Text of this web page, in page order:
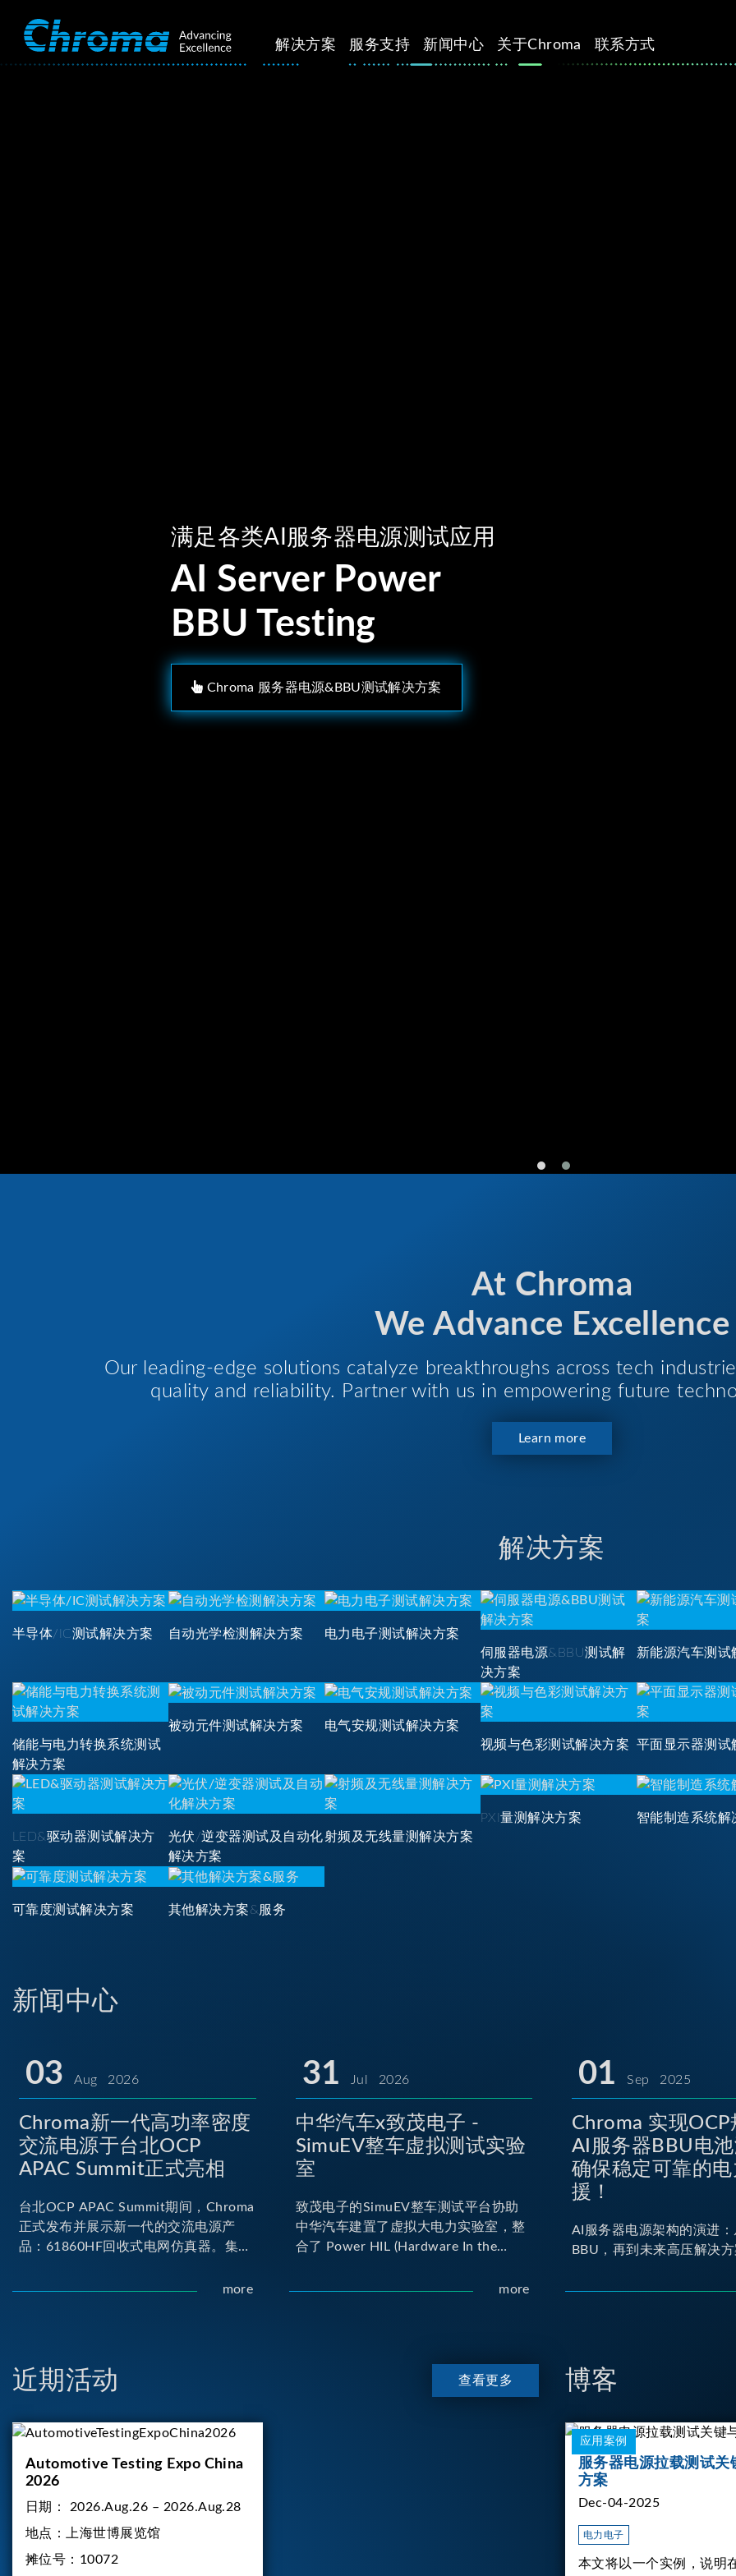
解决方案 服务支持 新闻中心 关于Chroma 联系方式
At Chroma
We Advance Excellence
Our leading-edge solutions catalyze breakthroughs across tech
quality and reliability. Partner with us in empowering future
Learn more
解决方案
半导体/IC测试解决方案 自动光学检测解决方案
电力电子测试解决方案
伺服器电源&BBU测试解
决方案
新能源汽车测试
储能与电力转换系统测试
解决方案
被动元件测试解决方案
电气安规测试解决方案
视频与色彩测试解决方案
平面显示器测试
LED&驱动器测试解决方
案
光伏/逆变器测试及自动化
解决方案
射频及无线量测解决方案
PXI量测解决方案
智能制造系统解
可靠度测试解决方案 其他解决方案&服务
新闻中心
03 Aug 2026
Chroma新一代高功率密度
交流电源于台北OCP
APAC Summit正式亮相
台北OCP APAC Summit期间，Chroma
正式发布并展示新一代的交流电源产
品：61860HF回收式电网仿真器。集合
散热技术，实现5U高度具备最大60kVA
more
31 Jul 2026
中华汽车x致茂电子 -
SimuEV整车虚拟测试实验
室
致茂电子的SimuEV整车测试平台协助
中华汽车建置了虚拟大电力实验室，整
合了 Power HIL (Hardware In the
more
01 Sep 2025
Chroma 实现OCP
AI服务器BBU电池
确保稳定可靠的电
援！
AI服务器电源架构的演进：
BBU，再到未来高压解决方
近期活动 查看更多
Automotive Testing Expo China
2026
日期：
2026.Aug.26 – 2026.Aug.28
地点：
上海世博展览馆
摊位号： 10072
博客
应用案例
服务器电源拉载测试关
方案
Dec-04-2025
电力电子
本文将以一个实例，说明